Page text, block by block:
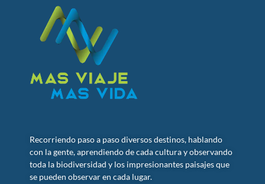
Recorriendo paso a paso diversos destinos, hablando
con la gente, aprendiendo de cada cultura y observando
toda la biodiversidad y los impresionantes paisajes que
se pueden observar en cada lugar.